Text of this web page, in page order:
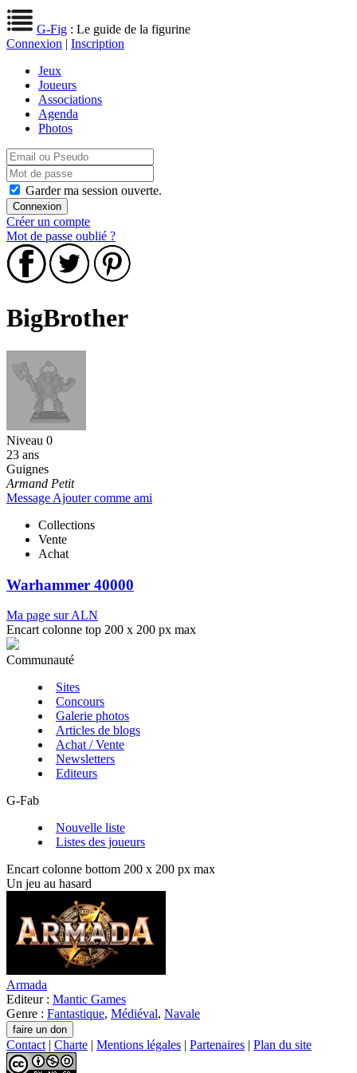
G-Fig : Le guide de la figurine
Connexion | Inscription
Jeux
Joueurs
Associations
Agenda
Photos
Garder ma session ouverte.
Créer un compte
Mot de passe oublié ?
BigBrother
Niveau 0
23 ans
Guignes
Armand Petit
Message Ajouter comme ami
Collections
Vente
Achat
Warhammer 40000
Ma page sur ALN
Encart colonne top 200 x 200 px max
Communauté
Sites
Concours
Galerie photos
Articles de blogs
Achat / Vente
Newsletters
Editeurs
G-Fab
Nouvelle liste
Listes des joueurs
Encart colonne bottom 200 x 200 px max
Un jeu au hasard
Armada
Editeur : Mantic Games
Genre : Fantastique, Médiéval, Navale
Contact | Charte | Mentions légales | Partenaires | Plan du site